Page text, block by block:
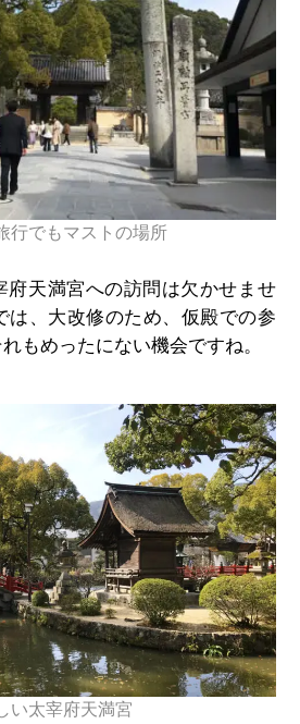
行でもマストの場所
府天満宮への訪問は欠かせませ
は、大改修のため、仮殿での参
もめったにない機会ですね。
い太宰府天満宮